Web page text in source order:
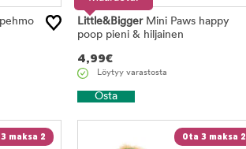
Little&BiggerMini Paws happy
poop pieni & hiljainen
4,99€
Löytyy varastosta
Osta
maksa 2 Ota 3 maksa 2